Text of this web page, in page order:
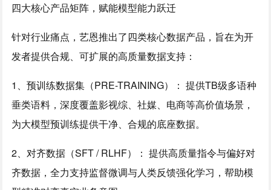
四大核心产品矩阵，赋能模型能力跃迁
针对行业痛点，艺恩推出了四类核心数据产品，旨在为开
发者提供合规、可扩展的高质量数据支持：
1、预训练数据集（PRE-TRAINING）： 提供TB级多语种
垂类语料，深度覆盖影视综、社媒、电商等高价值场景，
为大模型预训练提供干净、合规的底座数据。
2、对齐数据（SFT / RLHF）： 提供高质量指令与偏好对
齐数据，全力支持监督微调与人类反馈强化学习，帮助模